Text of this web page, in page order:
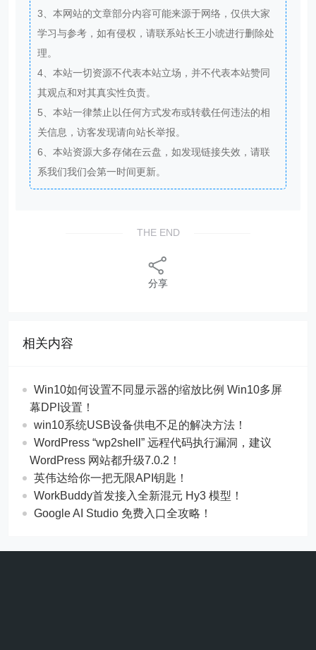
3、本网站的文章部分内容可能来源于网络，仅供大家
学习与参考，如有侵权，请联系站长王小琥进行删除处
理。
4、本站一切资源不代表本站立场，并不代表本站赞同
其观点和对其真实性负责。
5、本站一律禁止以任何方式发布或转载任何违法的相
关信息，访客发现请向站长举报。
6、本站资源大多存储在云盘，如发现链接失效，请联
系我们我们会第一时间更新。
THE END
分享
相关内容
Win10如何设置不同显示器的缩放比例 Win10多屏
幕DPI设置！
win10系统USB设备供电不足的解决方法！
WordPress “wp2shell” 远程代码执行漏洞，建议
WordPress 网站都升级7.0.2！
英伟达给你一把无限API钥匙！
WorkBuddy首发接入全新混元 Hy3 模型！
Google AI Studio 免费入口全攻略！